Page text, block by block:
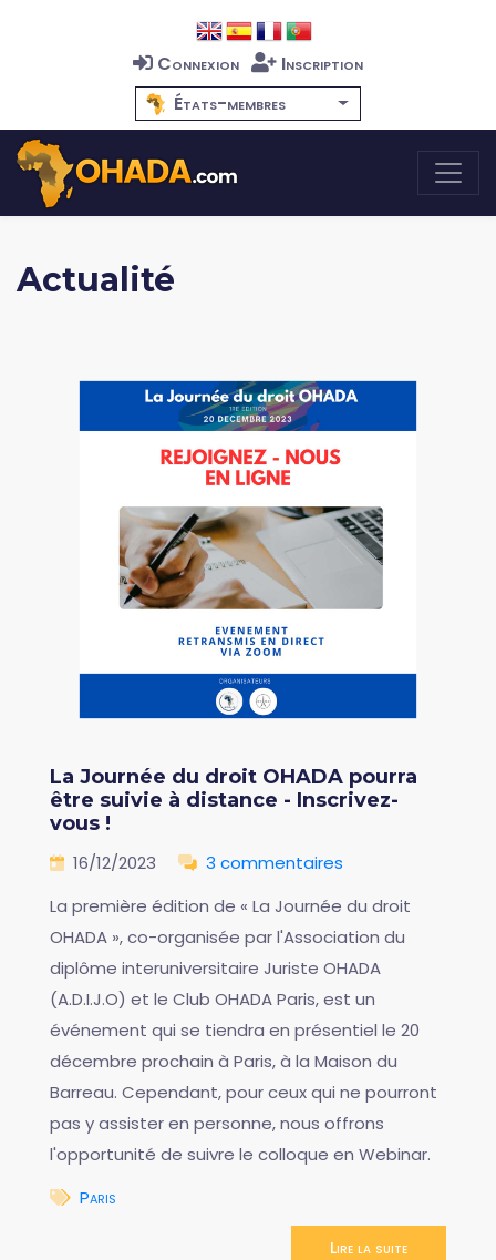
Connexion
Inscription
États-membres
Actualité
La Journée du droit OHADA pourra
être suivie à distance - Inscrivez-
vous !
16/12/2023
3 commentaires
La première édition de « La Journée du droit
OHADA », co-organisée par l'Association du
diplôme interuniversitaire Juriste OHADA
(A.D.I.J.O) et le Club OHADA Paris, est un
événement qui se tiendra en présentiel le 20
décembre prochain à Paris, à la Maison du
Barreau. Cependant, pour ceux qui ne pourront
pas y assister en personne, nous offrons
l'opportunité de suivre le colloque en Webinar.
Paris
Lire la suite